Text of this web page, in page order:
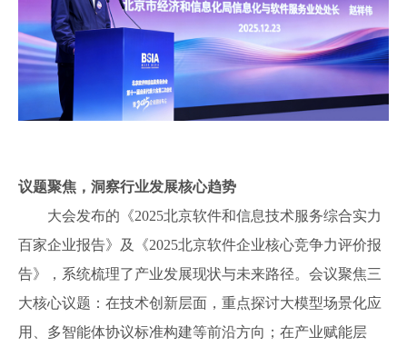
议题聚焦，洞察行业发展核心趋势
大会发布的《2025北京软件和信息技术服务综合实力
百家企业报告》 及《2025北京软件企业核心竞争力评价报
告》
，系统梳理了产业发展现状与未来路径。会议聚焦三
大核心议题：在技术创新层面，重点探讨大模型场景化应
用、多智能体协议标准构建等前沿方向；在产业赋能层